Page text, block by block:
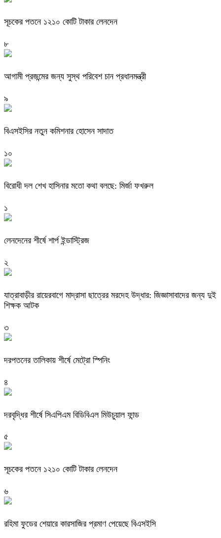
সূচকের পতনে ১২১০ কোটি টাকার লেনদেন
৮
আগামী প্রজন্মের জন্য সুস্থ পরিবেশ চান প্রধানমন্ত্রী
৯
বিএসইসির নতুন কমিশনার হোসেন সাদাত
১০
বিরোধী দল শেখ হাসিনার মতো কথা বলছে: মির্জা ফখরুল
১
লেনদেনের শীর্ষে শার্প ইন্ডাস্ট্রিজ
২
যাত্রাবাড়ীর রায়েরবাগে মাদ্রাসা ছাত্রের মরদেহ উদ্ধার: জিজ্ঞাসাবাদের জন্য দুই
শিক্ষক আটক
৩
দরপতনের তালিকায় শীর্ষে মেট্রো স্পিনিং
৪
দরবৃদ্ধির শীর্ষে সিএপিএম বিডিবিএল মিউচুয়াল ফান্ড
৫
সূচকের পতনে ১২১০ কোটি টাকার লেনদেন
৬
রহিমা ফুডের শেয়ারে কারসাজির প্রমাণ পেয়েছে বিএসইসি